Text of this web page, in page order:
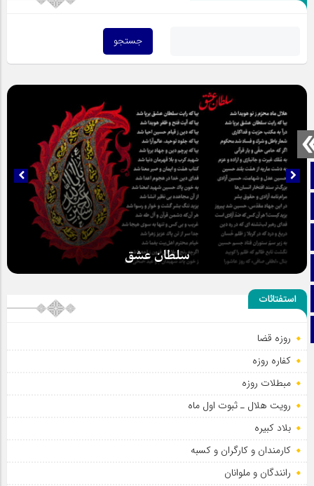
صفحه نخست
تماس با ما
آپارات
اینستاگرام
سلطان عشق
استفتائات
روزه قضا
کفاره روزه
مبطلات روزه
رویت هلال ـ ثبوت اول ماه
بلاد کبیره
کارمندان و کارگران و کسبه
رانندگان و ملوانان